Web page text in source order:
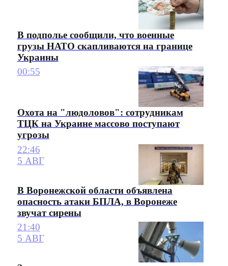
В подполье сообщили, что военные
грузы НАТО скапливаются на границе
Украины
00:55
Охота на "людоловов": сотрудникам
ТЦК на Украине массово поступают
угрозы
22:46
5 АВГ
В Воронежской области объявлена
опасность атаки БПЛА, в Воронеже
звучат сирены
21:40
5 АВГ